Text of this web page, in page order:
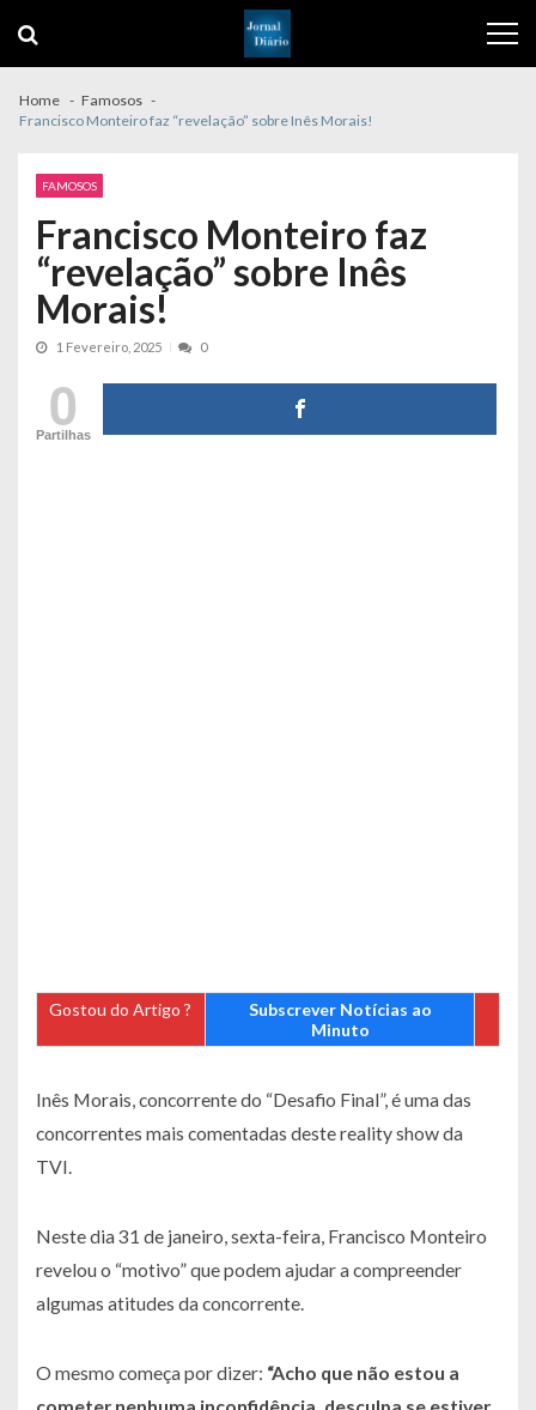
navigation
content
Home
Famosos
Francisco Monteiro faz “revelação” sobre Inês Morais!
FAMOSOS
Francisco Monteiro faz
“revelação” sobre Inês
Morais!
1 Fevereiro, 2025 0
0
Partilhas
Gostou do Artigo ?
Subscrever Notícias ao
Minuto
Inês Morais, concorrente do “Desafio Final”, é uma das
concorrentes mais comentadas deste reality show da
TVI.
Neste dia 31 de janeiro, sexta-feira, Francisco Monteiro
revelou o “motivo” que podem ajudar a compreender
algumas atitudes da concorrente.
O mesmo começa por dizer: “Acho que não estou a